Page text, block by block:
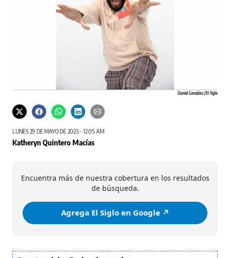
Daniel González / El Siglo
LUNES 29 DE MAYO DE 2023 - 12:05 AM
Katheryn Quintero Macías
Encuentra más de nuestra cobertura en los resultados
de búsqueda.
Agrega El Siglo en Google ↗️